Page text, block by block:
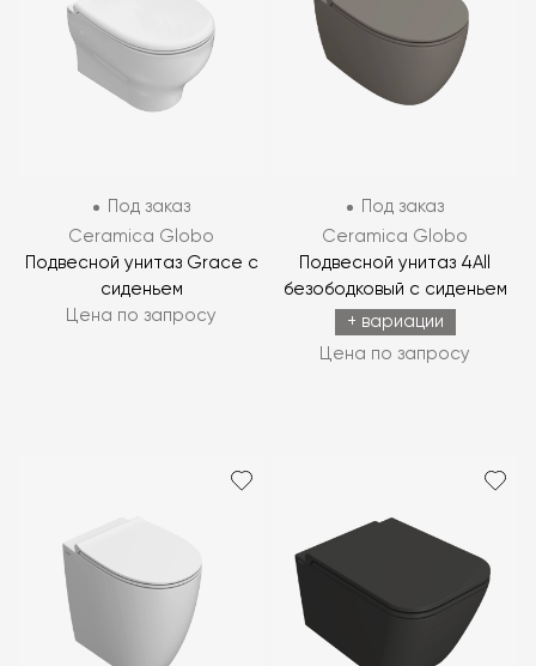
Под заказ
Ceramica Globo
Подвесной унитаз Grace с
сиденьем
Цена по запросу
Под заказ
Ceramica Globo
Подвесной унитаз 4All
безободковый с сиденьем
+ вариации
Цена по запросу